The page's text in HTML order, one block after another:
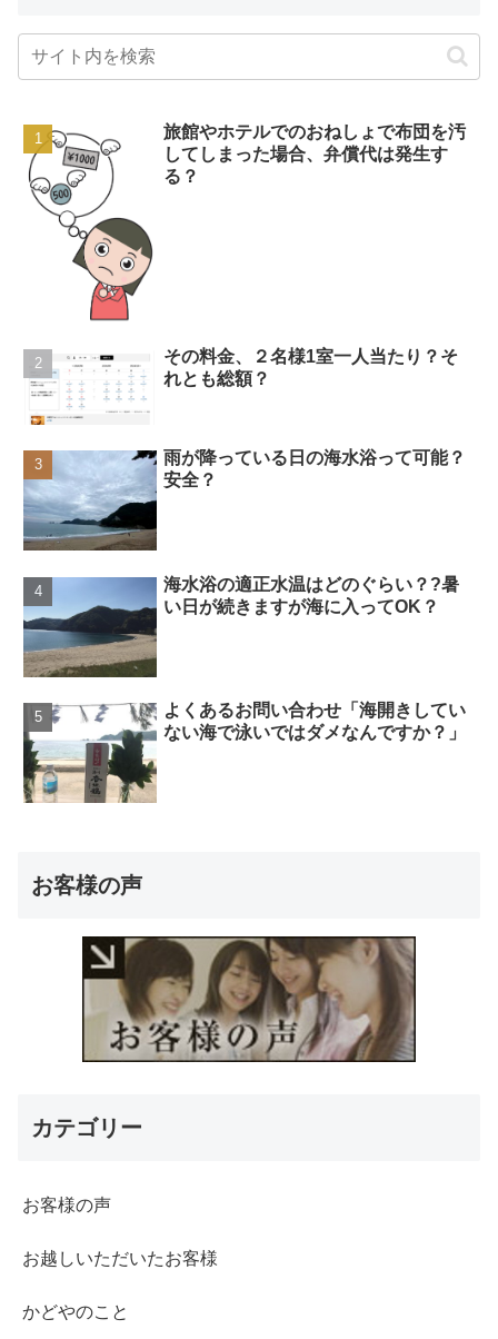
旅館やホテルでのおねしょで布団を汚
してしまった場合、弁償代は発生す
る？
その料金、２名様1室一人当たり？そ
れとも総額？
雨が降っている日の海水浴って可能？
安全？
海水浴の適正水温はどのぐらい？?暑
い日が続きますが海に入ってOK？
よくあるお問い合わせ「海開きしてい
ない海で泳いではダメなんですか？」
お客様の声
カテゴリー
お客様の声
お越しいただいたお客様
かどやのこと